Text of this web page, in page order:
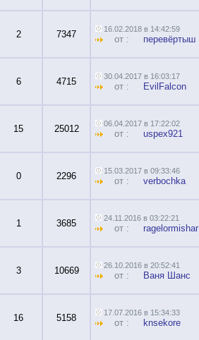
2 7347 16.02.2018 в 14:42:59
от : перевёртыш
6 4715 30.04.2017 в 16:03:17
от : EvilFalcon
15 25012 06.04.2017 в 17:22:02
от : uspex921
0 2296 15.03.2017 в 09:33:46
от : verbochka
1 3685 24.11.2016 в 03:22:21
от : ragelormishar
3 10669 26.10.2016 в 20:52:41
от : Ваня Шанс
16 5158 17.07.2016 в 15:34:33
от : knsekore